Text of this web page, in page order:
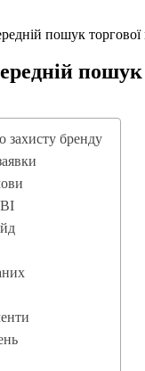
пошук
бренду